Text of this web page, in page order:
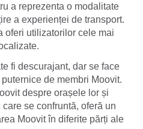
a reprezenta o modalitate
a experienței de transport.
oferi utilizatorilor cele mai
fi descurajant, dar se face
de membri Moovit.
despre orașele lor și
se confruntă, oferă un
Moovit în diferite părți ale